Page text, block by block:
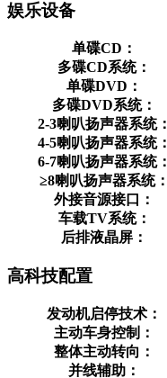
娱乐设备
单碟CD：
多碟CD系统：
单碟DVD：
多碟DVD系统：
2-3喇叭扬声器系统：
4-5喇叭扬声器系统：
6-7喇叭扬声器系统：
≥8喇叭扬声器系统：
外接音源接口：
车载TV系统：
后排液晶屏：
高科技配置
发动机启停技术：
主动车身控制：
整体主动转向：
并线辅助：